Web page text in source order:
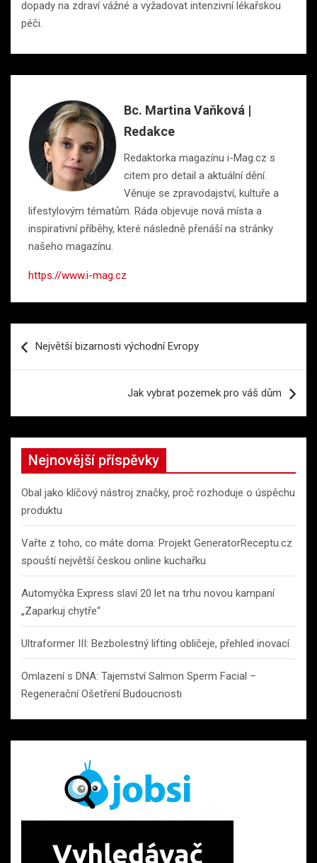
dopady na zdraví vážné a vyžadovat intenzivní lékařskou
péči.
Bc. Martina Vaňková |
Redakce
Redaktorka magazínu i-Mag.cz s
citem pro detail a aktuální dění.
Věnuje se zpravodajství, kultuře a
lifestylovým tématům. Ráda objevuje nová místa a
inspirativní příběhy, které následně přenáší na stránky
našeho magazínu.
https://www.i-mag.cz
proNejvětší bizarnosti východní Evropy
Jak vybrat pozemek pro váš dům
Nejnovější příspěvky
Obal jako klíčový nástroj značky, proč rozhoduje o úspěchu
produktu
Vařte z toho, co máte doma: Projekt GeneratorReceptu.cz
spouští největší českou online kuchařku
Automyčka Express slaví 20 let na trhu novou kampaní
„Zaparkuj chytře“
Ultraformer III: Bezbolestný lifting obličeje, přehled inovací
Omlazení s DNA: Tajemství Salmon Sperm Facial –
Regenerační Ošetření Budoucnosti